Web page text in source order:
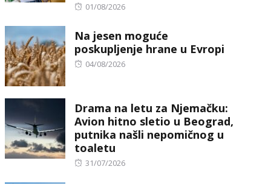
Posted
01/08/2026
Na jesen moguće
poskupljenje hrane u Evropi
Posted
04/08/2026
Drama na letu za Njemačku:
Avion hitno sletio u Beograd,
putnika našli nepomičnog u
toaletu
Posted
31/07/2026